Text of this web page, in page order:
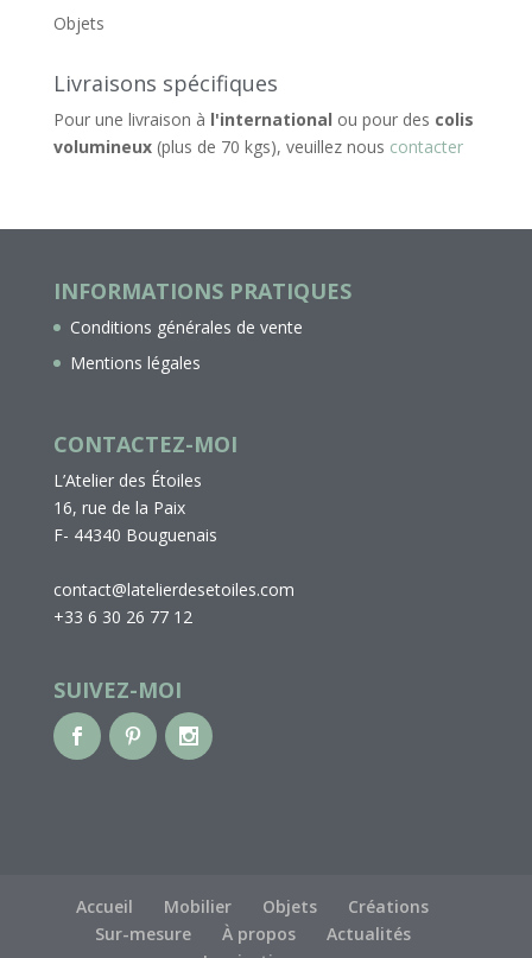
Objets
Livraisons spécifiques
Pour une livraison à l'international ou pour des colis
volumineux(plus de 70 kgs), veuillez nous contacter
INFORMATIONS PRATIQUES
Conditions générales de vente
Mentions légales
CONTACTEZ-MOI
L’Atelier des Étoiles
16, rue de la Paix
F- 44340 Bouguenais
contact@latelierdesetoiles.com
+33 6 30 26 77 12
SUIVEZ-MOI
Accueil Mobilier Objets
Créations
Sur-mesure
À propos
Actualités